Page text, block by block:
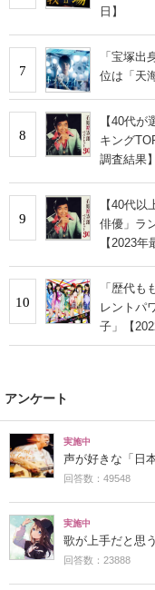
日】
7
「宝塚
位は「天
8
【40代
キング
調査結果】
9
【40代
俳優」ラ
【2023年
10
「歴代も
レントパ
子」【
アンケート
実施中
声が好きな「日
回答数：49548
実施中
歌が上手だと思
回答数：23888